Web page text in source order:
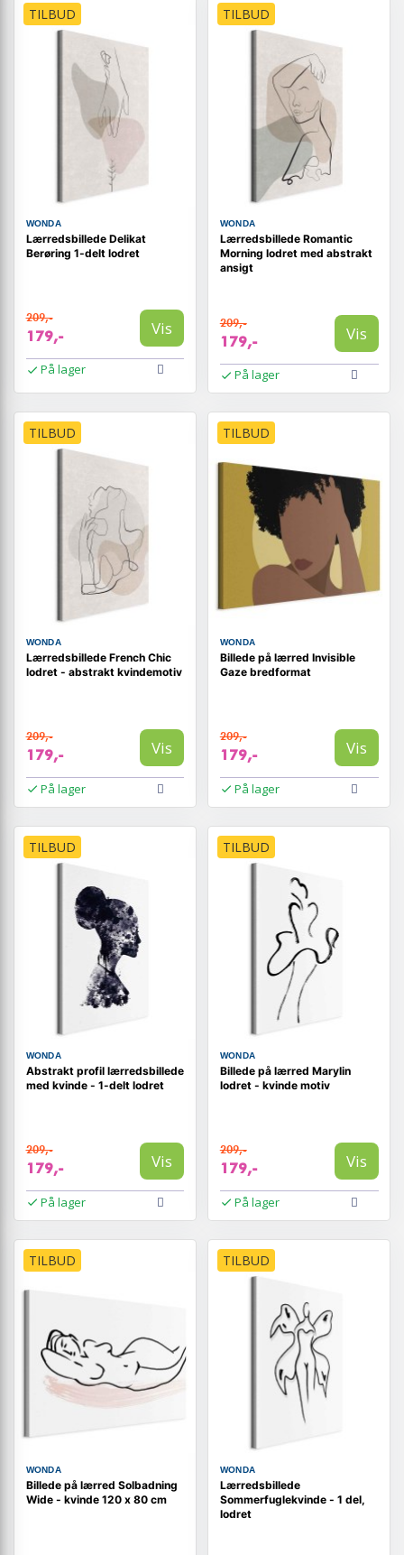
TILBUD
WONDA
Lærredsbillede Delikat
Berøring 1-delt lodret
209,-
179,- Vis
På lager
TILBUD
WONDA
Lærredsbillede Romantic
Morning lodret med abstrakt
ansigt
209,-
179,- Vis
På lager
TILBUD
WONDA
Lærredsbillede French Chic
lodret - abstrakt kvindemotiv
209,-
179,- Vis
På lager
TILBUD
WONDA
Billede på lærred Invisible
Gaze bredformat
209,-
179,- Vis
På lager
TILBUD
WONDA
Abstrakt profil lærredsbillede
med kvinde - 1-delt lodret
209,-
179,- Vis
På lager
TILBUD
WONDA
Billede på lærred Marylin
lodret - kvinde motiv
209,-
179,- Vis
På lager
TILBUD
WONDA
Billede på lærred Solbadning
Wide - kvinde 120 x 80 cm
TILBUD
WONDA
Lærredsbillede
Sommerfuglekvinde - 1 del,
lodret